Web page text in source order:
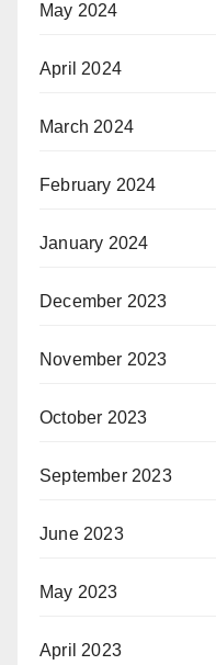
May 2024
April 2024
March 2024
February 2024
January 2024
December 2023
November 2023
October 2023
September 2023
June 2023
May 2023
April 2023